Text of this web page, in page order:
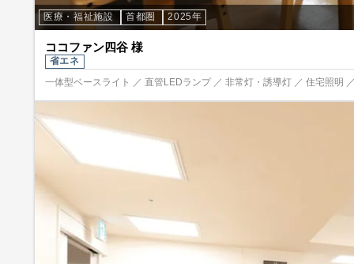
医療・福祉施設 首都圏 2025年
ココファン四谷 様
省エネ
一体型ベースライト ／ 直管LEDランプ ／ 非常灯・誘導灯 ／ 住宅照明